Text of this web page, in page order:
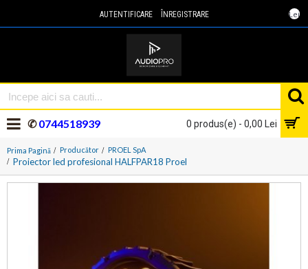
Lei
AUTENTIFICARE ÎNREGISTRARE
0 produs(e) - 0,00 Lei
✆0744518939
Prima Pagină Producător PROEL SpA
Proiector led profesional HALFPAR18 Proel